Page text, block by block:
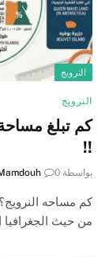
النرويج
النرويج
كم تبلغ
!!
بواسطة 0
كم مساحه النرويج؟
من حيث الجغرافيا